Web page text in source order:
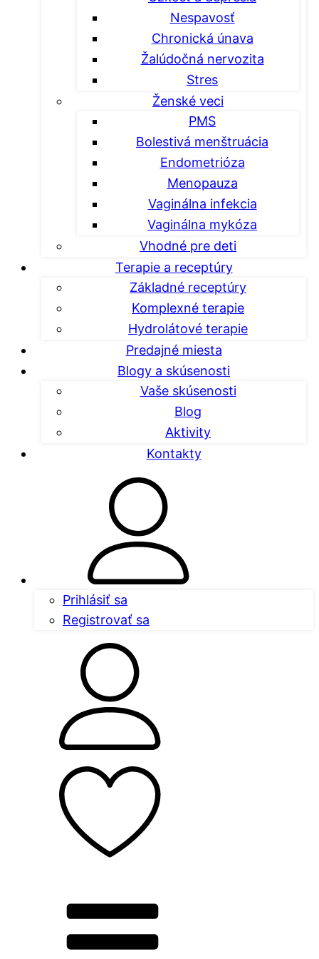
Nespavosť
Chronická únava
Žalúdočná nervozita
Stres
Ženské veci
PMS
Bolestivá menštruácia
Endometrióza
Menopauza
Vaginálna infekcia
Vaginálna mykóza
Vhodné pre deti
Terapie a receptúry
Základné receptúry
Komplexné terapie
Hydrolátové terapie
Predajné miesta
Blogy a skúsenosti
Vaše skúsenosti
Blog
Aktivity
Kontakty
Prihlásiť sa
Registrovať sa